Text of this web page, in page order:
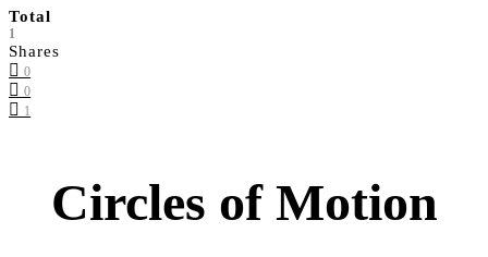
Total
1
Shares
0
0
1
Circles of Motion